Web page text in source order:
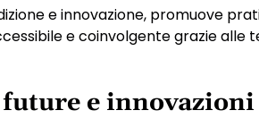
e innovazione, promuove
e coinvolgente grazie alle
e